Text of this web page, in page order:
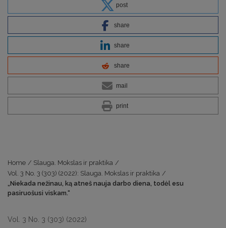
post
share
share
share
mail
print
Home / Slauga. Mokslas ir praktika /
Vol. 3 No. 3 (303) (2022): Slauga. Mokslas ir praktika /
„Niekada nežinau, ką atneš nauja darbo diena, todėl esu
pasiruošusi viskam.“
Vol. 3 No. 3 (303) (2022)